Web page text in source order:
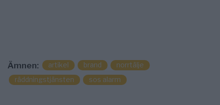
Ämnen: artikel brand
norrtälje
räddningstjänsten
sos alarm